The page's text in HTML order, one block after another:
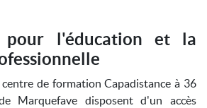
pour l'éducation et la
de formation Capadistance à 36
Marquefave disposent d'un accès